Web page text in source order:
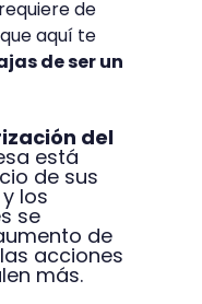
de
aquí te
de ser un
del
está
de sus
los
se
de
acciones
más.